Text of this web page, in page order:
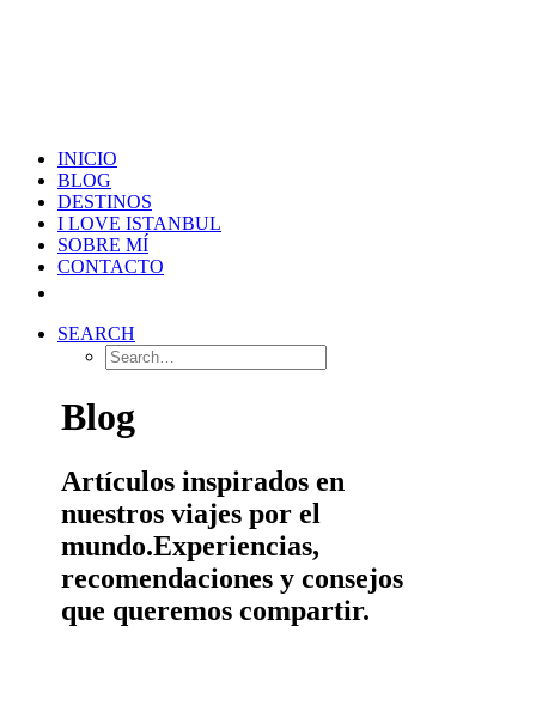
INICIO
BLOG
DESTINOS
I LOVE ISTANBUL
SOBRE MÍ
CONTACTO
SEARCH
Blog
Artículos inspirados en
nuestros viajes por el
mundo.Experiencias,
recomendaciones y consejos
que queremos compartir.